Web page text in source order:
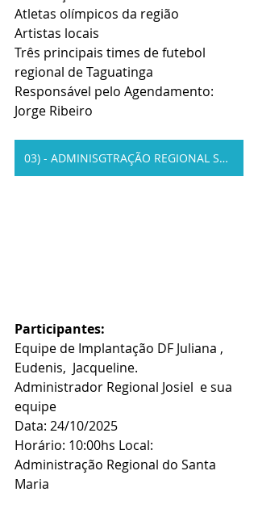
Atletas olímpicos da região
Artistas locais
Três principais times de futebol
regional de Taguatinga
Responsável pelo Agendamento:
Jorge Ribeiro
03) - ADMINISGTRAÇÃO REGIONAL SANTA MARIA
Participantes:
Equipe de Implantação DF Juliana ,
Eudenis,  Jacqueline.
Administrador Regional Josiel  e sua
equipe
Data: 24/10/2025
Horário: 10:00hs Local:
Administração Regional do Santa
Maria